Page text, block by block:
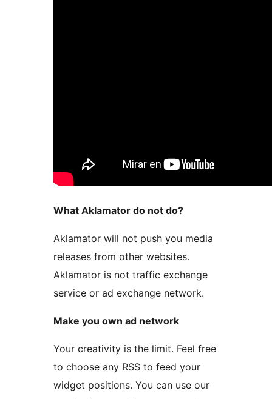
What Aklamator do not do?
Aklamator will not push you media
releases from other websites.
Aklamator is not traffic exchange
service or ad exchange network.
Make you own ad network
Your creativity is the limit. Feel free
to choose any RSS to feed your
widget positions. You can use our